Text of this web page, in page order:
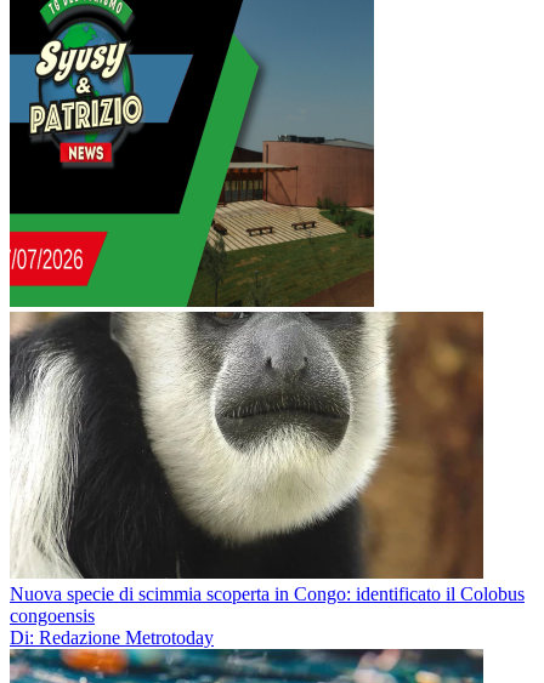
Nuova specie di scimmia scoperta in Congo: identificato il Colobus
congoensis
Di: Redazione Metrotoday